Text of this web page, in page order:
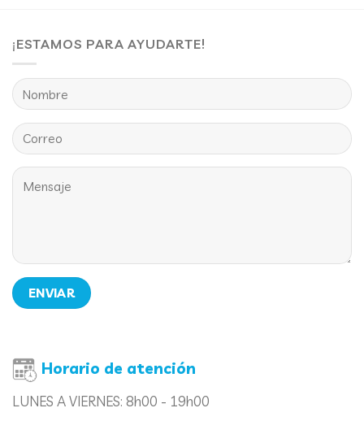
¡ESTAMOS PARA AYUDARTE!
Horario de atención
LUNES A VIERNES: 8h00 - 19h00